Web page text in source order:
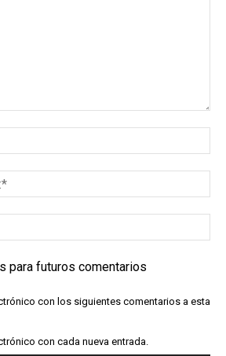
para futuros comentarios
con los siguientes comentarios a esta
con cada nueva entrada.